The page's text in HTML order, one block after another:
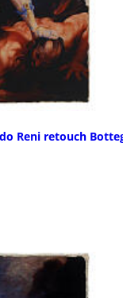
Reni retouch